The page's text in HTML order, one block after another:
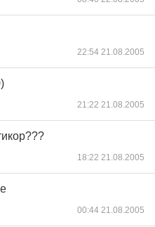
22:54 21.08.2005
21:22 21.08.2005
18:22 21.08.2005
00:44 21.08.2005